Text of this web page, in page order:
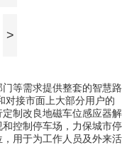
>
等需求提供整套的智慧路
对接市面上大部分用户的
制改良地磁车位感应器解
控制停车场，力保城市停
用于为工作人员及外来活